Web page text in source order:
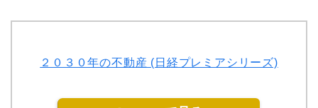
２０３０年の不動産 (日経プレミアシリーズ)